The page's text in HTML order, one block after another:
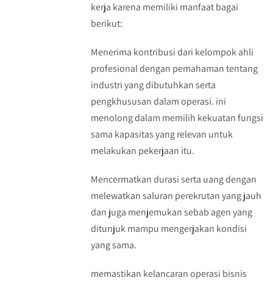
kerja karena memiliki manfaat bagai
berikut:
Menerima kontribusi dari kelompok ahli
profesional dengan pemahaman tentang
industri yang dibutuhkan serta
pengkhususan dalam operasi. ini
menolong dalam memilih kekuatan fungsi
sama kapasitas yang relevan untuk
melakukan pekerjaan itu.
Mencermatkan durasi serta uang dengan
melewatkan saluran perekrutan yang jauh
dan juga menjemukan sebab agen yang
ditunjuk mampu mengerjakan kondisi
yang sama.
memastikan kelancaran operasi bisnis